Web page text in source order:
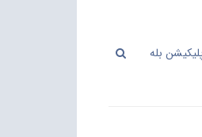
بله